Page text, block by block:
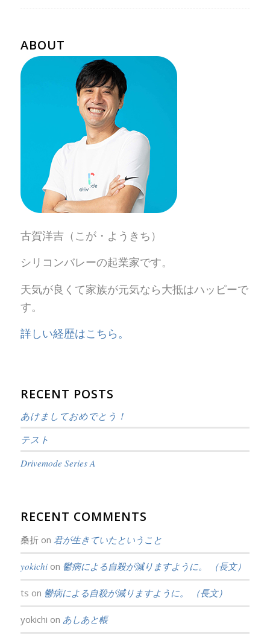
ABOUT
古賀洋吉（こが・ようきち）
シリコンバレーの起業家です。
天気が良くて家族が元気なら大抵はハッピーで
す。
詳しい経歴はこちら。
RECENT POSTS
あけましておめでとう！
テスト
Drivemode Series A
RECENT COMMENTS
桑折on 君が生きていたということ
yokichion 鬱病による自殺が減りますように。 （長文）
ts on 鬱病による自殺が減りますように。 （長文）
yokichi on あしあと帳